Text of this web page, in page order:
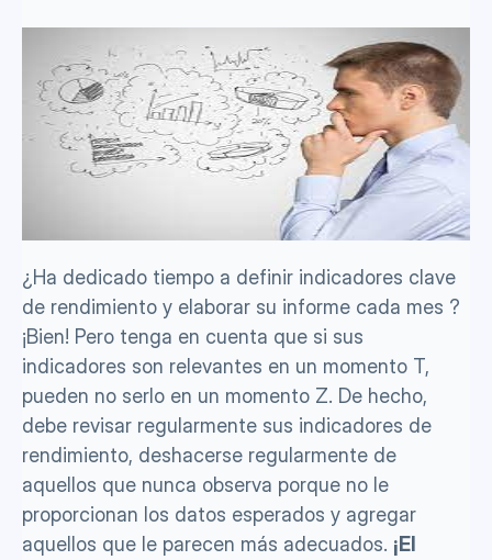
¿Ha dedicado tiempo a definir indicadores clave
de rendimiento y elaborar su informe cada mes ?
¡Bien! Pero tenga en cuenta que si sus
indicadores son relevantes en un momento T,
pueden no serlo en un momento Z. De hecho,
debe revisar regularmente sus indicadores de
rendimiento, deshacerse regularmente de
aquellos que nunca observa porque no le
proporcionan los datos esperados y agregar
aquellos que le parecen más adecuados. ¡El